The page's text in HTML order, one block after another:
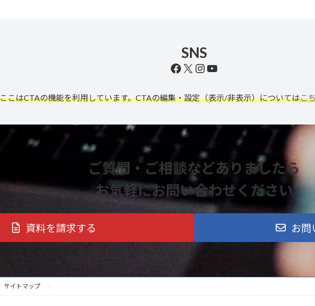
SNS
Facebook
X Instagram
YouTube
ここはCTAの機能を利用しています。CTAの編集・設定（表示/非表示）についてはこ
ご質問・ご相談などありましたら
お気軽にお問い合わせください
資料を請求する お問
サイトマップ